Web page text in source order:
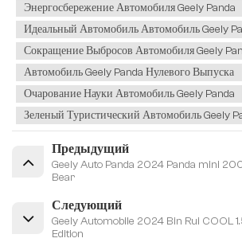
Энергосбережение Автомобиля Geely Panda
Идеальный Автомобиль Автомобиль Geely
Сокращение Выбросов Автомобиля Geely
Автомобиль Geely Panda Нулевого Выпуска
Очарование Науки Автомобиль Geely Panda
Зеленый Туристический Автомобиль Geely
Предыдущий
Geely Auto Panda 2024 Panda mini
Bear
Следующий
Geely Automobile 2024 Bin Rui COOL
Edition